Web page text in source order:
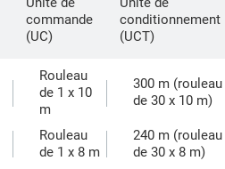
commande
(UC)
conditionnement
(UCT)
Rouleau
de 1 x 10
m
300 m (rouleau
de 30 x 10 m)
Rouleau
de 1 x 8 m
240 m (rouleau
de 30 x 8 m)